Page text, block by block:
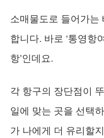
소매물도로 들어가는
합니다. 바로 ‘통영항
항’인데요.
각 항구의 장단점이
일에 맞는 곳을 선택
가 나에게 더 유리할